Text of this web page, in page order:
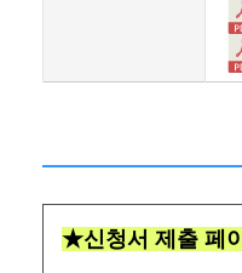
★신청서 제출 페